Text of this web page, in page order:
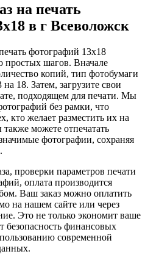
на печать
в г Всеволожск
фотографий 13х18
простых шагов. Вначале
копий, тип фотобумаги
18. Затем, загрузите свои
подходящем для печати. Мы
без рамки, что
кто желает разместить их на
можете отпечатать
фотографии, сохраняя
проверки параметров печати
оплата производится
Ваш заказ можно оплатить
на нашем сайте или через
Это не только экономит ваше
безопасность финансовых
современной